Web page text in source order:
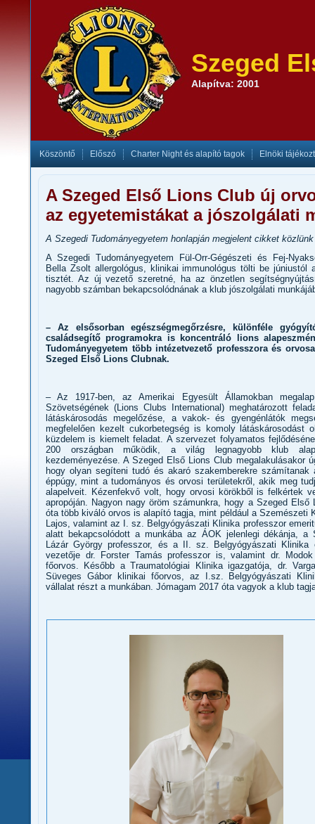
Szeged
Alapítva: 2001
Köszöntő Előszó Charter Night és alapító tagok Elnöki
A Szeged Első Lions Club új
az egyetemistákat a jószolgálati
A Szegedi Tudományegyetem honlapján megjelent cikket
A Szegedi Tudományegyetem Fül-Orr-Gégészeti és Fej-
Bella Zsolt allergológus, klinikai immunológus tölti be júniustól
tisztét. Az új vezető szeretné, ha az önzetlen
nagyobb számban bekapcsolódnának a klub jószolgálati
– Az elsősorban egészségmegőrzésre, különféle
családsegítő programokra is koncentráló lions
Tudományegyetem több intézetvezető professzora és
Szeged Első Lions Clubnak.
– Az 1917-ben, az Amerikai Egyesült Államokban
Szövetségének (Lions Clubs International) meghatározott
látáskárosodás megelőzése, a vakok- és gyengénlátók
megfelelően kezelt cukorbetegség is komoly látáskárosodást
küzdelem is kiemelt feladat. A szervezet folyamatos
200 országban működik, a világ legnagyobb klub
kezdeményezése. A Szeged Első Lions Club megalakulásakor
hogy olyan segíteni tudó és akaró szakemberekre
éppúgy, mint a tudományos és orvosi területekről, akik meg
alapelveit. Kézenfekvő volt, hogy orvosi körökből is felkértek
apropóján. Nagyon nagy öröm számunkra, hogy a Szeged Első
óta több kiváló orvos is alapító tagja, mint például a Szemészeti
Lajos, valamint az I. sz. Belgyógyászati Klinika professzor
alatt bekapcsolódott a munkába az ÁOK jelenlegi dékánja, a
Lázár György professzor, és a II. sz. Belgyógyászati Klinika
vezetője dr. Forster Tamás professzor is, valamint dr.
főorvos. Később a Traumatológiai Klinika igazgatója, dr.
Süveges Gábor klinikai főorvos, az I.sz. Belgyógyászati
vállalat részt a munkában. Jómagam 2017 óta vagyok a klub